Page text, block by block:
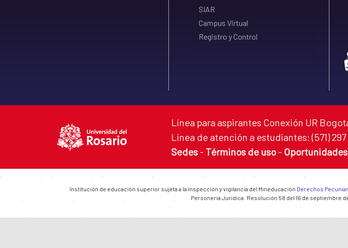
SIAR
Campus Virtual
Registro y Control
Línea para aspirantes Conexión UR
Línea de atención a estudiantes: (571)
Sedes - Términos de uso -
Institución de educación superior sujeta a la inspección y vigilancia del Mineducación Derechos
Personería Jurídica: Resolución 58 del 16 de septiembre